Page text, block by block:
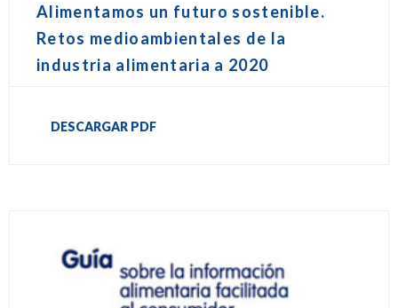
Alimentamos un futuro sostenible.
Retos medioambientales de la
industria alimentaria a 2020
DESCARGAR PDF